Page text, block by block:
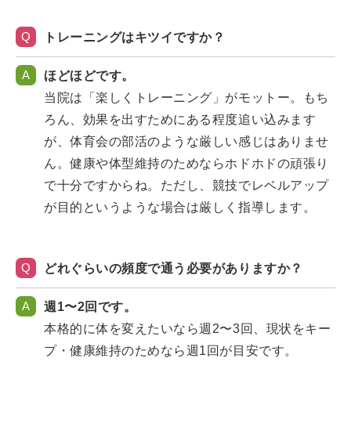
Q トレーニングはキツイですか？
A
ほどほどです。
当院は「楽しくトレーニング」がモットー。もち
ろん、効果を出すためにある程度追い込みます
が、体育会の部活のような厳しい感じはありませ
ん。健康や体型維持のためならホドホドの頑張り
で十分ですからね。ただし、競技でレベルアップ
が目的というような場合は厳しく指導します。
Q どれぐらいの頻度で通う必要がありますか？
A
週1〜2回です。
本格的に体を変えたいなら週2〜3回、現状をキー
プ・健康維持のためなら週1回が目安です。